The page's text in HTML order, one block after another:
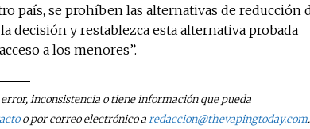
país, se prohíben las alternativas de reducción
decisión y restablezca esta alternativa probada
a los menores”.
inconsistencia o tiene información que pueda
o por correo electrónico aredaccion@thevapingtoday.com.